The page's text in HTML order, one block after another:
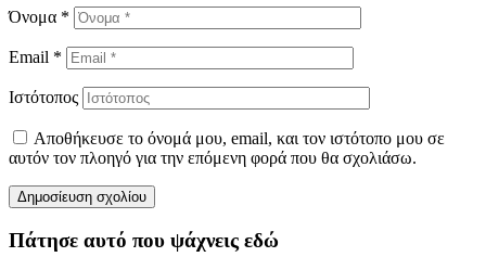
Όνομα *
Email *
Ιστότοπος
Αποθήκευσε το όνομά μου, email, και τον ιστότοπο μου σε
αυτόν τον πλοηγό για την επόμενη φορά που θα σχολιάσω.
Πάτησε αυτό που ψάχνεις εδώ